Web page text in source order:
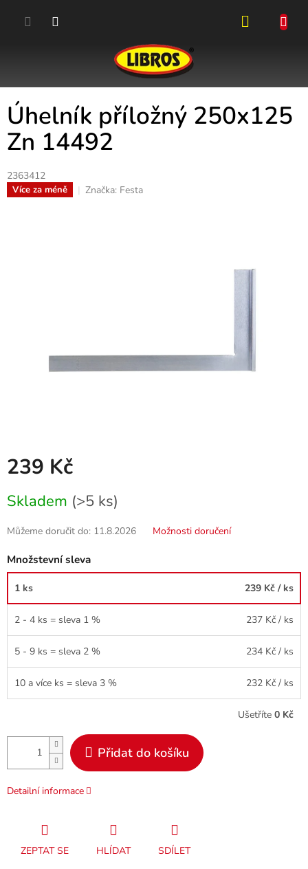
Úhelník příložný 250x125
Zn 14492
2363412
Více za méně Značka: Festa
239 Kč
cena:
Skladem (>5 ks)
Můžeme doručit do: 11.8.2026 Možnosti doručení
Množstevní sleva
1 ks 239 Kč / ks
2 - 4 ks = sleva 1 % 237 Kč / ks
5 - 9 ks = sleva 2 % 234 Kč / ks
10 a více ks = sleva 3 % 232 Kč / ks
Ušetříte 0 Kč
Přidat do košíku
Detailní informace
ZEPTAT SE HLÍDAT SDÍLET